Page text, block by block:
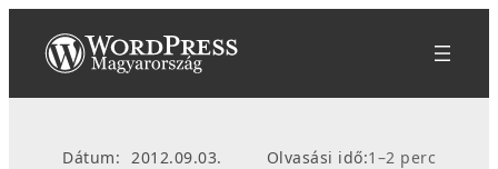
tartalomhoz
Dátum: 2012.09.03. Olvasási idő:1–2 perc